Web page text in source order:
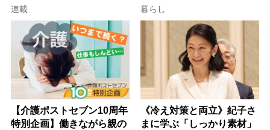
連載
される」ケースも【FP解
説】
暮らし
【介護ポストセブン10周年
特別企画】働きながら親の
《冷え対策と両立》紀子さ
まに学ぶ「しっかり素材」